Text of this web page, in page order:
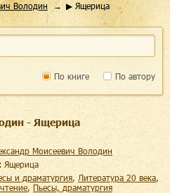
Володин ▶ Ящерица
По книге По автору
- Ящерица
Моисеевич Володин
Ящерица
и драматургия, литература 20 века,
чтение, пьесы, драматургия